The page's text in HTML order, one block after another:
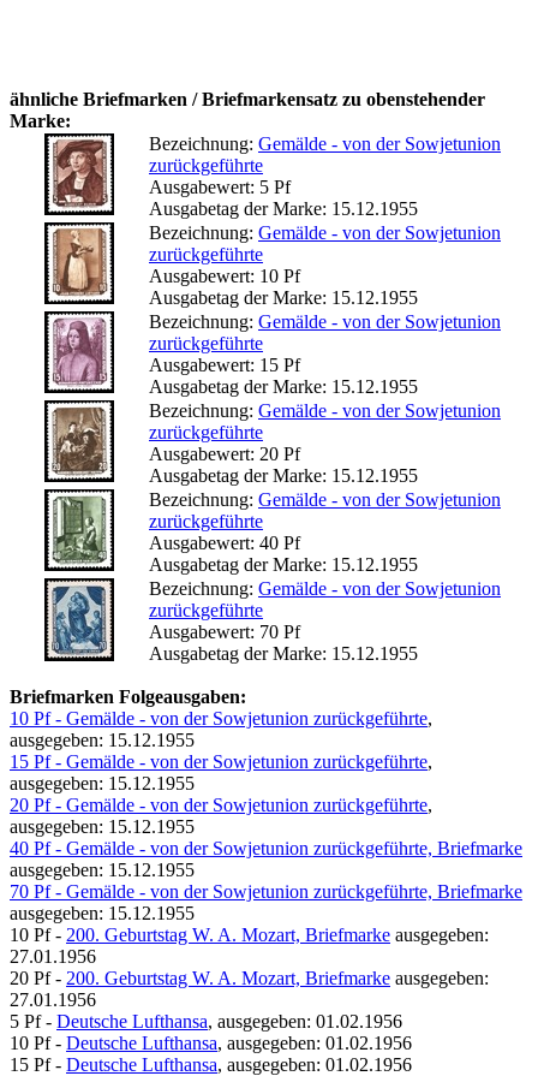
ähnliche Briefmarken / Briefmarkensatz zu obenstehender
Marke:
Bezeichnung: Gemälde - von der Sowjetunion
zurückgeführte
Ausgabewert: 5 Pf
Ausgabetag der Marke: 15.12.1955
Bezeichnung: Gemälde - von der Sowjetunion
zurückgeführte
Ausgabewert: 10 Pf
Ausgabetag der Marke: 15.12.1955
Bezeichnung: Gemälde - von der Sowjetunion
zurückgeführte
Ausgabewert: 15 Pf
Ausgabetag der Marke: 15.12.1955
Bezeichnung: Gemälde - von der Sowjetunion
zurückgeführte
Ausgabewert: 20 Pf
Ausgabetag der Marke: 15.12.1955
Bezeichnung: Gemälde - von der Sowjetunion
zurückgeführte
Ausgabewert: 40 Pf
Ausgabetag der Marke: 15.12.1955
Bezeichnung: Gemälde - von der Sowjetunion
zurückgeführte
Ausgabewert: 70 Pf
Ausgabetag der Marke: 15.12.1955
Briefmarken Folgeausgaben:
10 Pf - Gemälde - von der Sowjetunion zurückgeführte,
ausgegeben: 15.12.1955
15 Pf - Gemälde - von der Sowjetunion zurückgeführte,
ausgegeben: 15.12.1955
20 Pf - Gemälde - von der Sowjetunion zurückgeführte,
ausgegeben: 15.12.1955
40 Pf - Gemälde - von der Sowjetunion zurückgeführte, Briefmarke
ausgegeben: 15.12.1955
70 Pf - Gemälde - von der Sowjetunion zurückgeführte, Briefmarke
ausgegeben: 15.12.1955
10 Pf - 200. Geburtstag W. A. Mozart, Briefmarke ausgegeben:
27.01.1956
20 Pf - 200. Geburtstag W. A. Mozart, Briefmarke ausgegeben:
27.01.1956
5 Pf - Deutsche Lufthansa, ausgegeben: 01.02.1956
10 Pf - Deutsche Lufthansa, ausgegeben: 01.02.1956
15 Pf - Deutsche Lufthansa, ausgegeben: 01.02.1956